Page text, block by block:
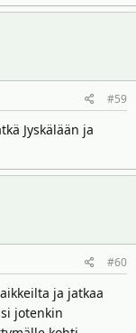
#59
Jyskälään ja
#60
ja jatkaa
jotenkin